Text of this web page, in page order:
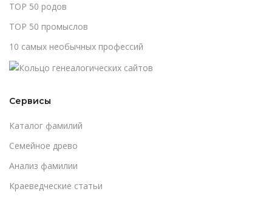
TOP 50 родов
TOP 50 промыслов
10 самых необычных профессий
Сервисы
Каталог фамилий
Cемейное древо
Анализ фамилии
Краеведческие статьи